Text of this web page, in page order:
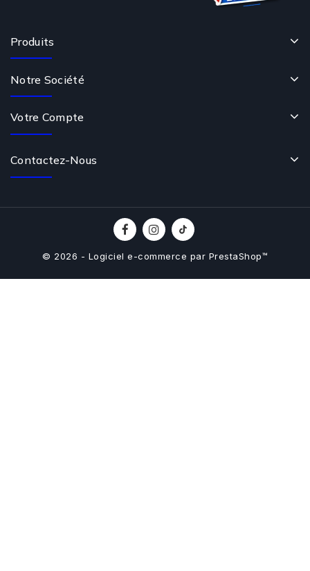
Produits
Notre Société
Votre Compte
Contactez-Nous
© 2026 - Logiciel e-commerce par PrestaShop™